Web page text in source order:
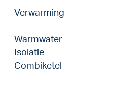
Verwarming
Warmwater
Isolatie
Combiketel